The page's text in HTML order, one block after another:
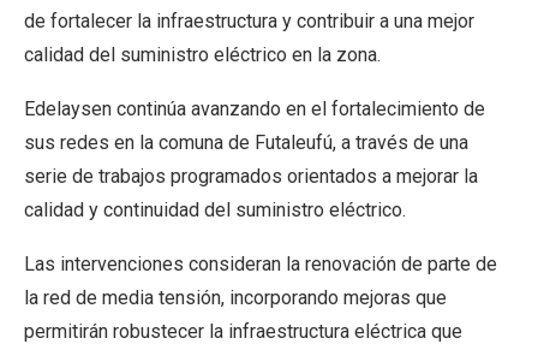
de fortalecer la infraestructura y contribuir a una mejor
calidad del suministro eléctrico en la zona.
Edelaysen continúa avanzando en el fortalecimiento de
sus redes en la comuna de Futaleufú, a través de una
serie de trabajos programados orientados a mejorar la
calidad y continuidad del suministro eléctrico.
Las intervenciones consideran la renovación de parte de
la red de media tensión, incorporando mejoras que
permitirán robustecer la infraestructura eléctrica que